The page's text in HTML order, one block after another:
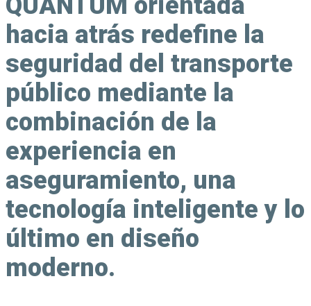
QUANTUM orientada
hacia atrás redefine la
seguridad del transporte
público mediante la
combinación de la
experiencia en
aseguramiento, una
tecnología inteligente y lo
último en diseño
moderno.